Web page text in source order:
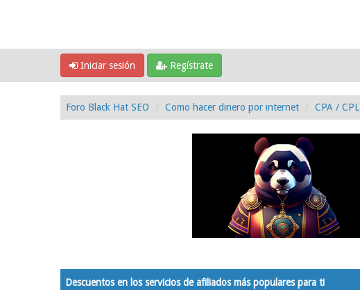
Iniciar sesión Regístrate
Foro Black Hat SEO Como hacer dinero por internet CPA / CPL
Descuentos en los servicios de afiliados más populares para ti